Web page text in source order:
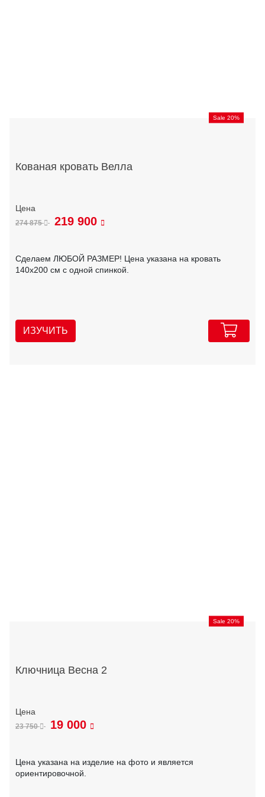
Sale 20%
Кованая кровать Велла
274 875 219 900
Сделаем ЛЮБОЙ РАЗМЕР! Цена указана на кровать
140х200 см с одной спинкой.
ИЗУЧИТЬ
Sale 20%
Ключница Весна 2
23 750 19 000
Цена указана на изделие на фото и является
ориентировочной.